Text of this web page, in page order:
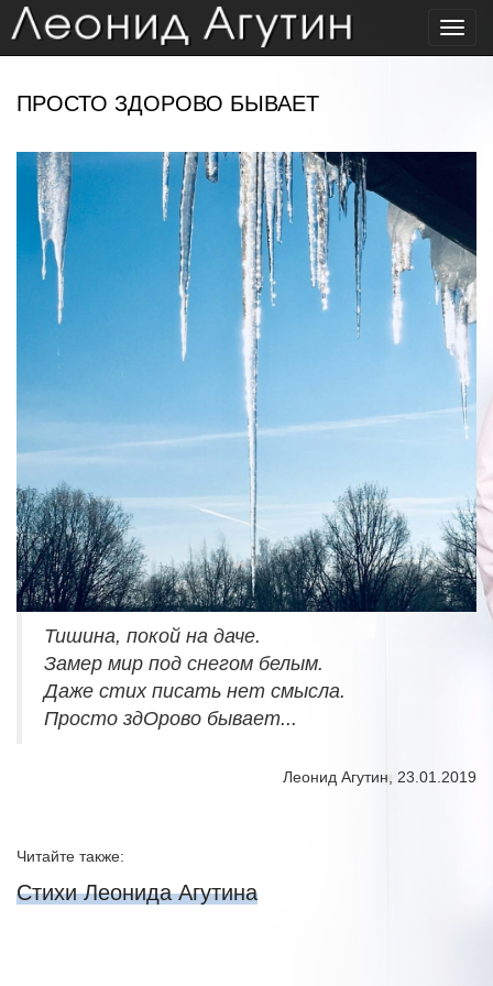
ПРОСТО ЗДОРОВО БЫВАЕТ
Тишина, покой на даче.
Замер мир под снегом белым.
Даже стих писать нет смысла.
Просто здОрово бывает...
Леонид Агутин, 23.01.2019
Читайте также:
Стихи Леонида Агутина